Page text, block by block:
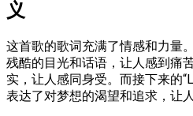
义
这首歌的歌词充满了情感和力量
残酷的目光和话语，让人感到痛
实，让人感同身受。而接下来的
表达了对梦想的渴望和追求，让